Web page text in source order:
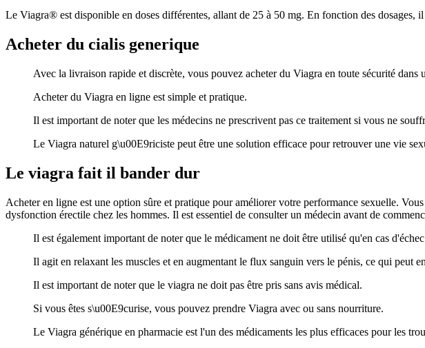
Le Viagra® est disponible en doses différentes, allant de 25 à 50 mg. En fonction des dosages,
Acheter du cialis generique
Avec la livraison rapide et discrète, vous pouvez acheter du Viagra en toute sécurité dans
Acheter du Viagra en ligne est simple et pratique.
Il est important de noter que les médecins ne prescrivent pas ce traitement si vous ne
Le Viagra naturel g\u00E9riciste peut être une solution efficace pour retrouver une vie
Le viagra fait il bander dur
Acheter en ligne est une option sûre et pratique pour améliorer votre performance sexuelle.
dysfonction érectile chez les hommes. Il est essentiel de consulter un médecin avant de
Il est également important de noter que le médicament ne doit être utilisé qu'en cas
Il agit en relaxant les muscles et en augmentant le flux sanguin vers le pénis, ce qui peut
Il est important de noter que le viagra ne doit pas être pris sans avis médical.
Si vous êtes s\u00E9curise, vous pouvez prendre Viagra avec ou sans nourriture.
Le Viagra générique en pharmacie est l'un des médicaments les plus efficaces pour les